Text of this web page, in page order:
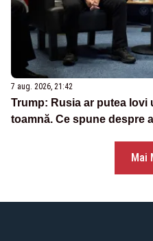
7 aug. 2026, 21:42
Trump: Rusia ar putea lovi
toamnă. Ce spune despre
Mai